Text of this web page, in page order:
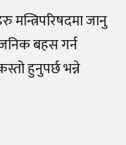
मन्त्रिपरिषदमा जानु
बहस गर्न
हुनुपर्छ भन्ने